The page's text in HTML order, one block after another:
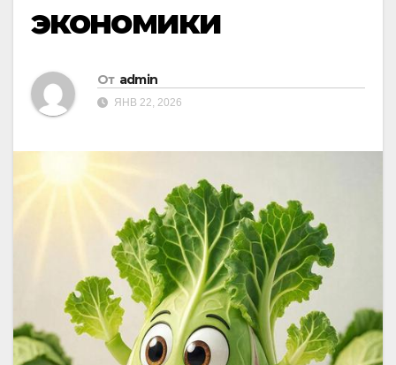
экономики
От admin
ЯНВ 22, 2026